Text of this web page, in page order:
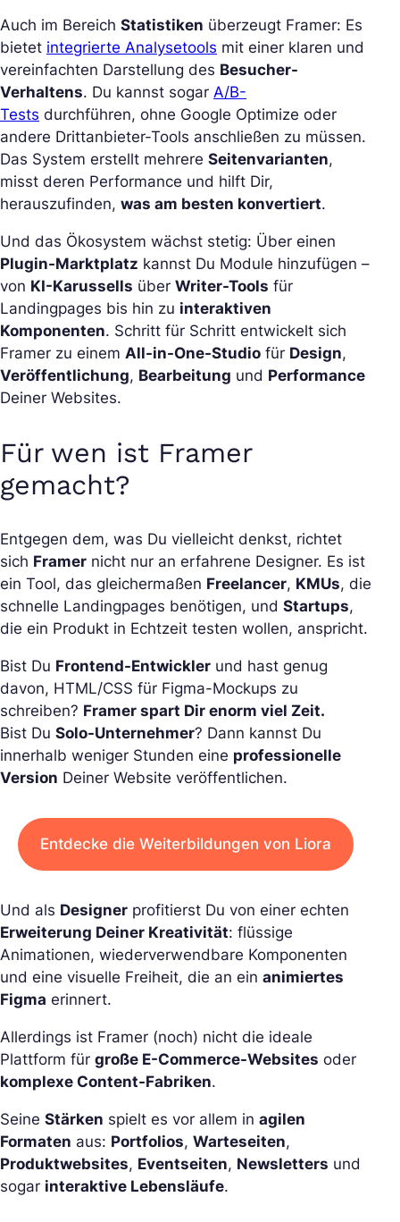
Auch im Bereich Statistiken überzeugt Framer: Es
bietet integrierte Analysetools mit einer klaren und
vereinfachten Darstellung des Besucher-
Verhaltens. Du kannst sogar A/B-
Tests durchführen, ohne Google Optimize oder
andere Drittanbieter-Tools anschließen zu müssen.
Das System erstellt mehrere Seitenvarianten,
misst deren Performance und hilft Dir,
herauszufinden, was am besten konvertiert.
Und das Ökosystem wächst stetig: Über einen
Plugin-Marktplatz kannst Du Module hinzufügen –
von KI-Karussells über Writer-Tools für
Landingpages bis hin zu interaktiven
Komponenten. Schritt für Schritt entwickelt sich
Framer zu einem All-in-One-Studio für Design,
Veröffentlichung, Bearbeitung und Performance
Deiner Websites.
Für wen ist Framer
gemacht?
Entgegen dem, was Du vielleicht denkst, richtet
sich Framer nicht nur an erfahrene Designer. Es ist
ein Tool, das gleichermaßen Freelancer, KMUs, die
schnelle Landingpages benötigen, und Startups,
die ein Produkt in Echtzeit testen wollen, anspricht.
Bist Du Frontend-Entwickler und hast genug
davon, HTML/CSS für Figma-Mockups zu
schreiben? Framer spart Dir enorm viel Zeit.
Bist Du Solo-Unternehmer? Dann kannst Du
innerhalb weniger Stunden eine professionelle
Version Deiner Website veröffentlichen.
Entdecke die Weiterbildungen von Liora
Und als Designer profitierst Du von einer echten
Erweiterung Deiner Kreativität: flüssige
Animationen, wiederverwendbare Komponenten
und eine visuelle Freiheit, die an ein animiertes
Figma erinnert.
Allerdings ist Framer (noch) nicht die ideale
Plattform für große E-Commerce-Websites oder
komplexe Content-Fabriken.
Seine Stärken spielt es vor allem in agilen
Formaten aus: Portfolios, Warteseiten,
Produktwebsites, Eventseiten, Newsletters und
sogar interaktive Lebensläufe.